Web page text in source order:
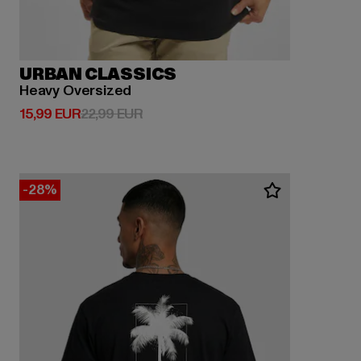
URBAN CLASSICS
Heavy Oversized
15,99 EUR
Derzeitiger Preis: 15,99 EUR
22,99 EURAktionspreis: 22,99 EUR
-28%